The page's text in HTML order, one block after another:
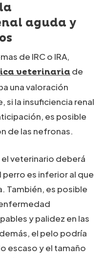
aguda y
de IRC o IRA,
veterinaria de
una valoración
si la insuficiencia renal
es posible
de las nefronas.
el veterinario deberá
es inferior al que
También, es posible
y palidez en las
el pelo podría
escaso y el tamaño